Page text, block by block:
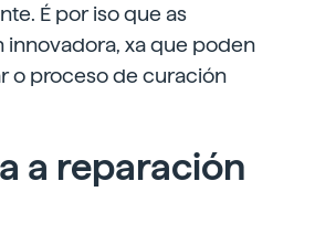
É por iso que as
innovadora, xa que poden
o proceso de curación
a reparación